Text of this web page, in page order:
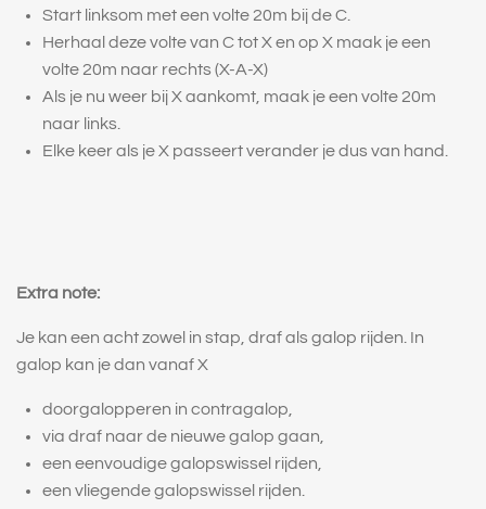
Start linksom met een volte 20m bij de C.
Herhaal deze volte van C tot X en op X maak je een
volte 20m naar rechts (X-A-X)
Als je nu weer bij X aankomt, maak je een volte 20m
naar links.
Elke keer als je X passeert verander je dus van hand.
Extra note:
Je kan een acht zowel in stap, draf als galop rijden. In
galop kan je dan vanaf X
doorgalopperen in contragalop,
via draf naar de nieuwe galop gaan,
een eenvoudige galopswissel rijden,
een vliegende galopswissel rijden.